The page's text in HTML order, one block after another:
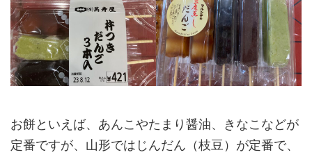
お餅といえば、あんこやたまり醤油、きなこなどが
定番ですが、山形ではじんだん（枝豆）が定番で、